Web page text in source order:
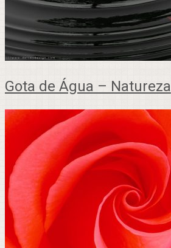
Gota de Água – Natureza